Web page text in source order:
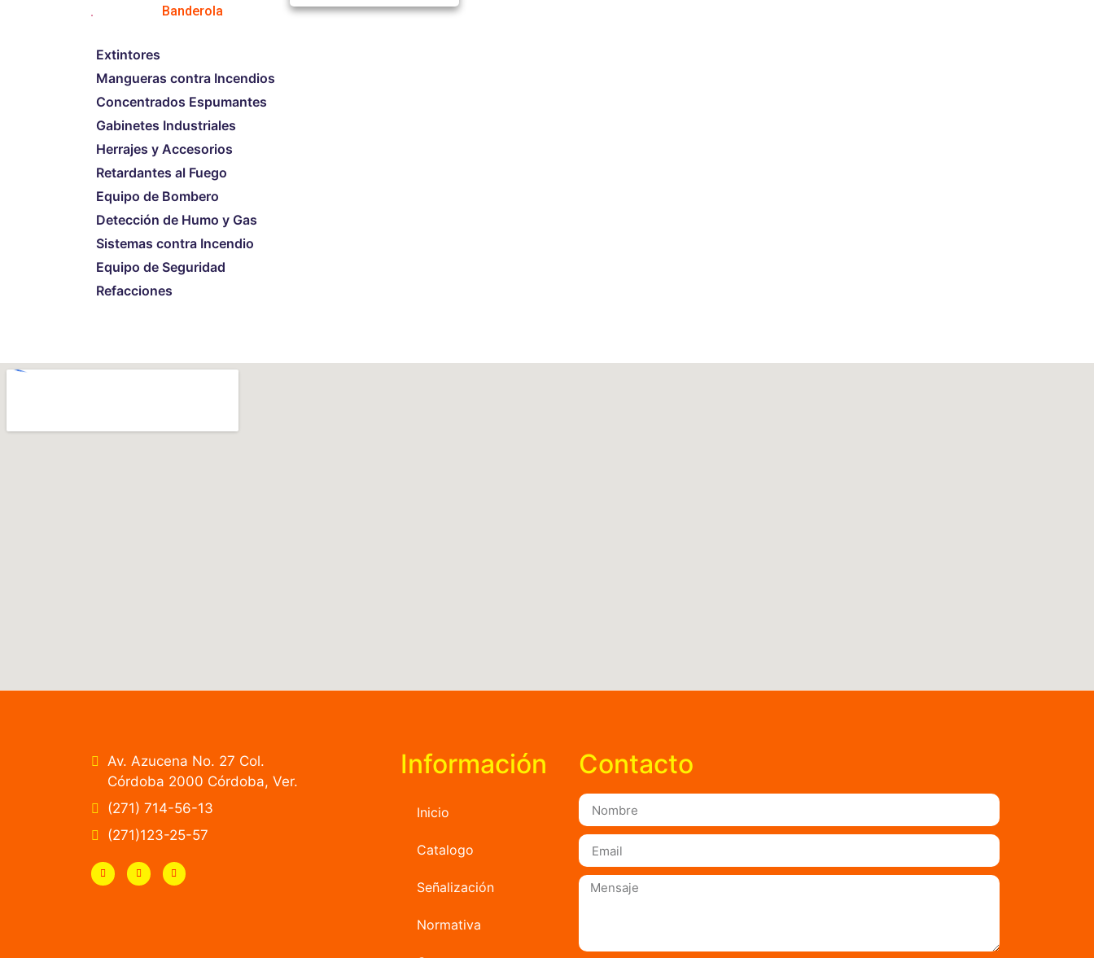
Banderola
Extintores
Mangueras contra Incendios
Concentrados Espumantes
Gabinetes Industriales
Herrajes y Accesorios
Retardantes al Fuego
Equipo de Bombero
Detección de Humo y Gas
Sistemas contra Incendio
Equipo de Seguridad
Refacciones
Av. Azucena No. 27 Col.
Córdoba 2000 Córdoba, Ver.
(271) 714-56-13
(271)123-25-57
Información
Inicio
Catalogo
Señalización
Normativa
Contacto